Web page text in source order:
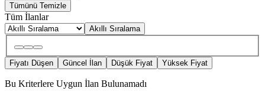
Tümünü Temizle
Tüm İlanlar
Akıllı Sıralama
Fiyatı Düşen Güncel İlan Düşük Fiyat Yüksek Fiyat
Bu Kriterlere Uygun İlan Bulunamadı